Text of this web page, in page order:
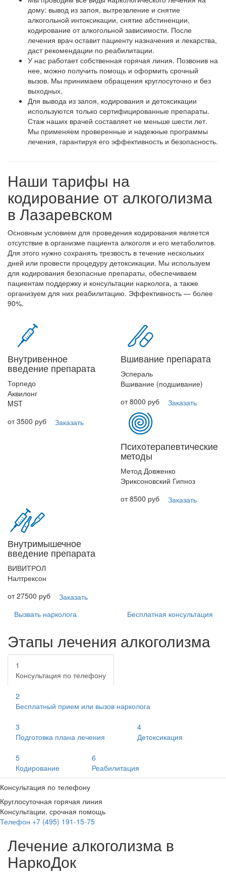
дому: вывод из запоя, вытрезвление и снятие
алкогольной интоксикации, снятие абстиненции,
кодирование от алкогольной зависимости. После
лечения врач оставит пациенту назначения и лекарства,
даст рекомендации по реабилитации.
У нас работает собственная горячая линия. Позвонив на
нее, можно получить помощь и оформить срочный
вызов. Мы принимаем обращения круглосуточно и без
выходных.
Для вывода из запоя, кодирования и детоксикации
используются только сертифицированные препараты.
Стаж наших врачей составляет не меньше шести лет.
Мы применяем проверенные и надежные программы
лечения, гарантируя его эффективность и безопасность.
Наши тарифы на
кодирование от алкоголизма
в Лазаревском
Основным условием для проведения кодирования является
отсутствие в организме пациента алкоголя и его метаболитов.
Для этого нужно сохранять трезвость в течение нескольких
дней или провести процедуру детоксикации. Мы используем
для кодирования безопасные препараты, обеспечиваем
пациентам поддержку и консультации нарколога, а также
организуем для них реабилитацию. Эффективность — более
90%.
Внутривенное
введение препарата
Торпедо
Аквилонг
MST
от 3500 руб
Заказать
Вшивание препарата
Эспераль
Вшивание (подшивание)
от 8000 руб
Заказать
Психотерапевтические
методы
Метод Довженко
Эриксоновский Гипноз
от 8500 руб
Заказать
Внутримышечное
введение препарата
ВИВИТРОЛ
Налтрексон
от 27500 руб
Заказать
Вызвать нарколога
Бесплатная консультация
Этапы лечения алкоголизма
1
Консультация по телефону
2
Бесплатный прием или вызов нарколога
3
Подготовка плана лечения
4
Детоксикация
5
Кодирование
6
Реабилитация
Консультация по телефону
Круглосуточная горячая линия
Консультации, срочная помощь
Телефон +7 (495) 191-15-75
Лечение алкоголизма в
НаркоДок